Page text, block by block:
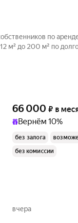
по
м² до 200 м² по
66 000 ₽ в
Вернём 10%
без залога
без комиссии
вчера